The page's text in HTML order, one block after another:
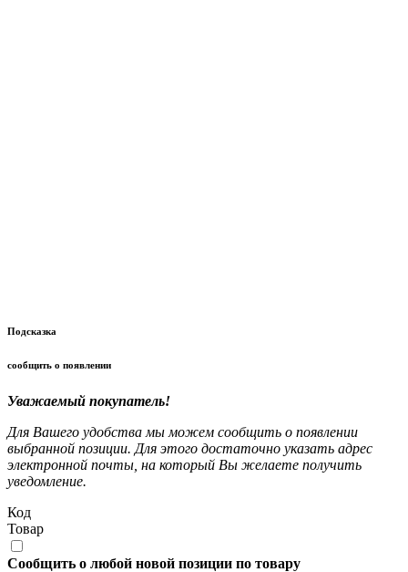
Подсказка
сообщить о появлении
Уважаемый покупатель!
Для Вашего удобства мы можем сообщить о появлении
выбранной позиции. Для этого достаточно указать адрес
электронной почты, на который Вы желаете получить
уведомление.
Код
Товар
Сообщить о любой новой позиции по товару